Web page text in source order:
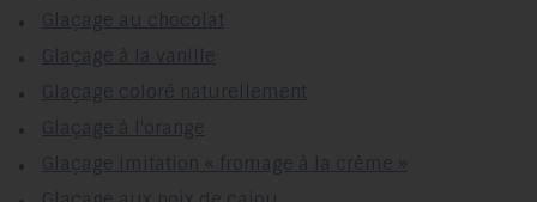
Glaçage au chocolat
Glaçage à la vanille
Glaçage coloré naturellement
Glaçage à l'orange
Glaçage imitation « fromage à la crème »